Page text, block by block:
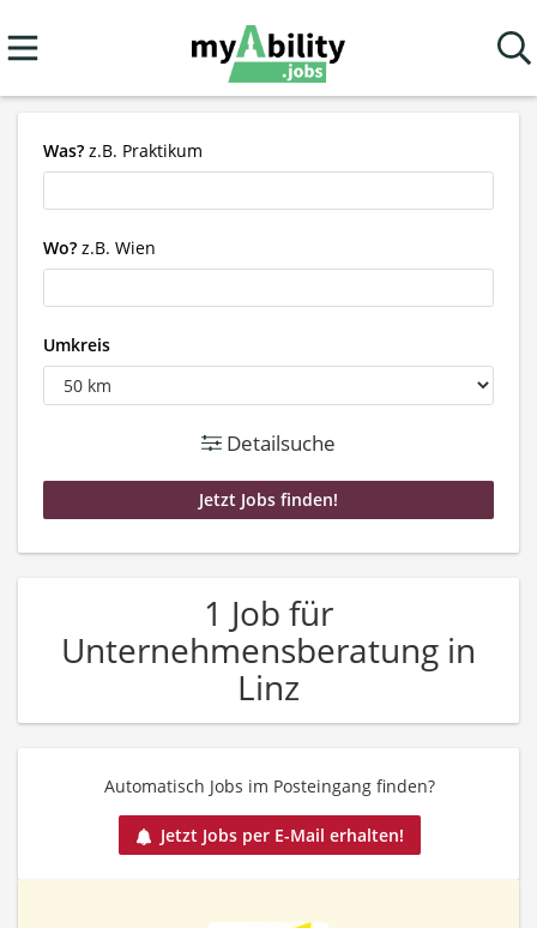
Was? z.B. Praktikum
Wo? z.B. Wien
Umkreis
Detailsuche
1 Job für
Unternehmensberatung in
Linz
Automatisch Jobs im Posteingang finden?
Jetzt Jobs per E-Mail erhalten!